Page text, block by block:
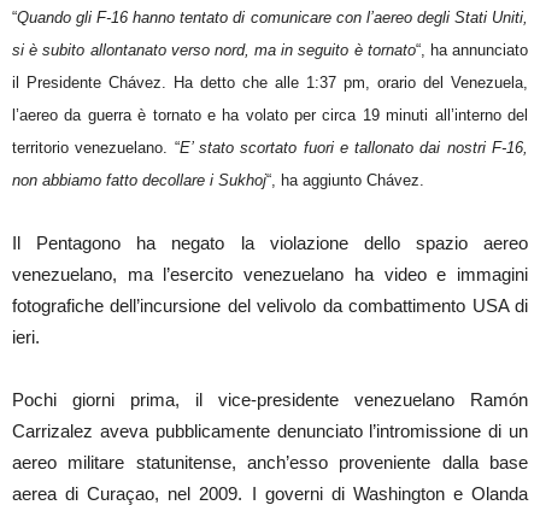
“Quando gli F-16 hanno tentato di comunicare con l’aereo degli Stati Uniti,
si è subito allontanato verso nord, ma in seguito è tornato“, ha annunciato
il Presidente Chávez. Ha detto che alle 1:37 pm, orario del Venezuela,
l’aereo da guerra è tornato e ha volato per circa 19 minuti all’interno del
territorio venezuelano. “E’ stato scortato fuori e tallonato dai nostri F-16,
non abbiamo fatto decollare i Sukhoj“, ha aggiunto Chávez.
Il Pentagono ha negato la violazione dello spazio aereo
venezuelano, ma l’esercito venezuelano ha video e immagini
fotografiche dell’incursione del velivolo da combattimento USA di
ieri.
Pochi giorni prima, il vice-presidente venezuelano Ramón
Carrizalez aveva pubblicamente denunciato l’intromissione di un
aereo militare statunitense, anch’esso proveniente dalla base
aerea di Curaçao, nel 2009. I governi di Washington e Olanda